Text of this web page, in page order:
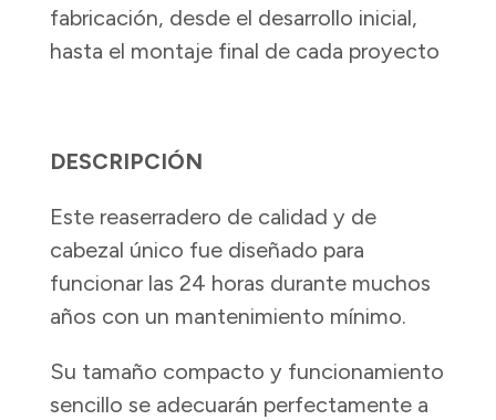
fabricación, desde el desarrollo inicial,
hasta el montaje final de cada proyecto
DESCRIPCIÓN
Este reaserradero de calidad y de
cabezal único fue diseñado para
funcionar las 24 horas durante muchos
años con un mantenimiento mínimo.
Su tamaño compacto y funcionamiento
sencillo se adecuarán perfectamente a